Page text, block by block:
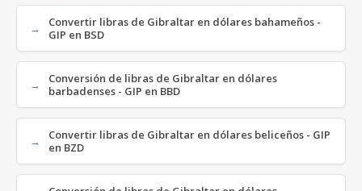
Convertir libras de Gibraltar en dólares bahameños -
GIP en BSD
Conversión de libras de Gibraltar en dólares
barbadenses - GIP en BBD
Convertir libras de Gibraltar en dólares beliceños - GIP
en BZD